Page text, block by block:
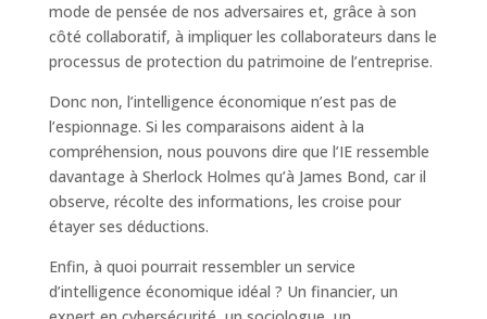
mode de pensée de nos adversaires et, grâce à son
côté collaboratif, à impliquer les collaborateurs dans le
processus de protection du patrimoine de l’entreprise.
Donc non, l’intelligence économique n’est pas de
l’espionnage. Si les comparaisons aident à la
compréhension, nous pouvons dire que l’IE ressemble
davantage à Sherlock Holmes qu’à James Bond, car il
observe, récolte des informations, les croise pour
étayer ses déductions.
Enfin, à quoi pourrait ressembler un service
d’intelligence économique idéal ? Un financier, un